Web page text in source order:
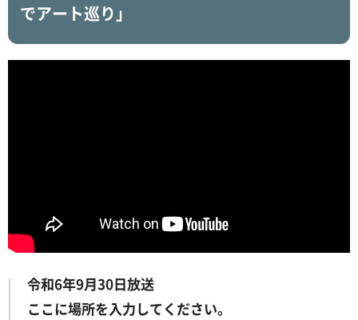
でアート巡り」
令和6年9月30日放送
ここに場所を入力してください。